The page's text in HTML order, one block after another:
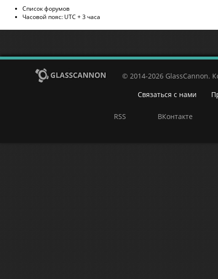
Список форумов
Часовой пояс: UTC + 3 часа
© 2014-2026 GlassCannon.
Связаться с нами
RSS ВКонтакте